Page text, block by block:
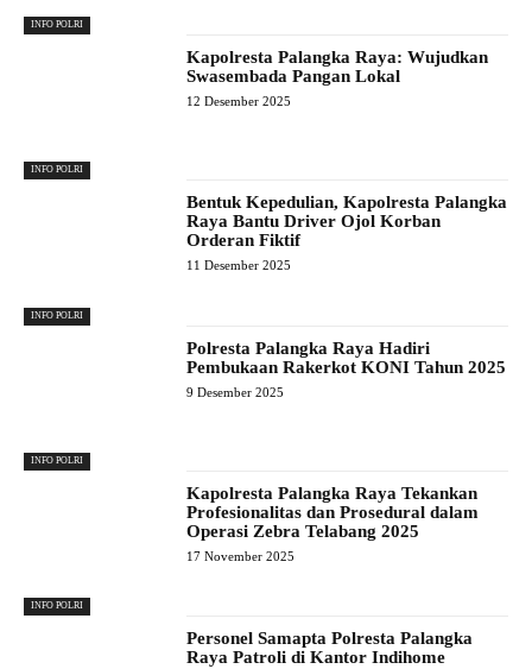
INFO POLRI
INFO POLRI
Kapolresta Palangka Raya: Wujudkan
Swasembada Pangan Lokal
12 Desember 2025
INFO POLRI
Bentuk Kepedulian, Kapolresta Palangka
Raya Bantu Driver Ojol Korban
Orderan Fiktif
11 Desember 2025
INFO POLRI
Polresta Palangka Raya Hadiri
Pembukaan Rakerkot KONI Tahun 2025
9 Desember 2025
INFO POLRI
Kapolresta Palangka Raya Tekankan
Profesionalitas dan Prosedural dalam
Operasi Zebra Telabang 2025
17 November 2025
Personel Samapta Polresta Palangka
Raya Patroli di Kantor Indihome